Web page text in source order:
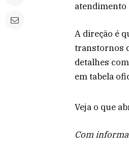
atendimento
A direção é
transtornos
detalhes
em tabela
Veja o que
Com